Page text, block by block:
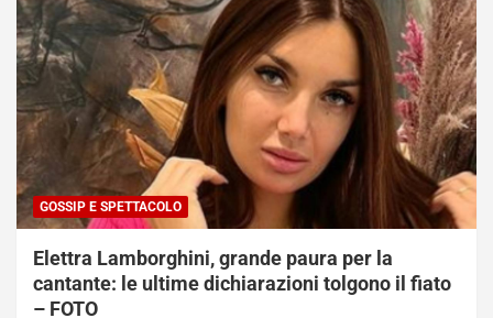
GOSSIP E SPETTACOLO
Elettra Lamborghini, grande paura per la
cantante: le ultime dichiarazioni tolgono il fiato
– FOTO